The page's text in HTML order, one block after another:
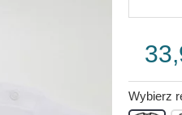
Wybierz